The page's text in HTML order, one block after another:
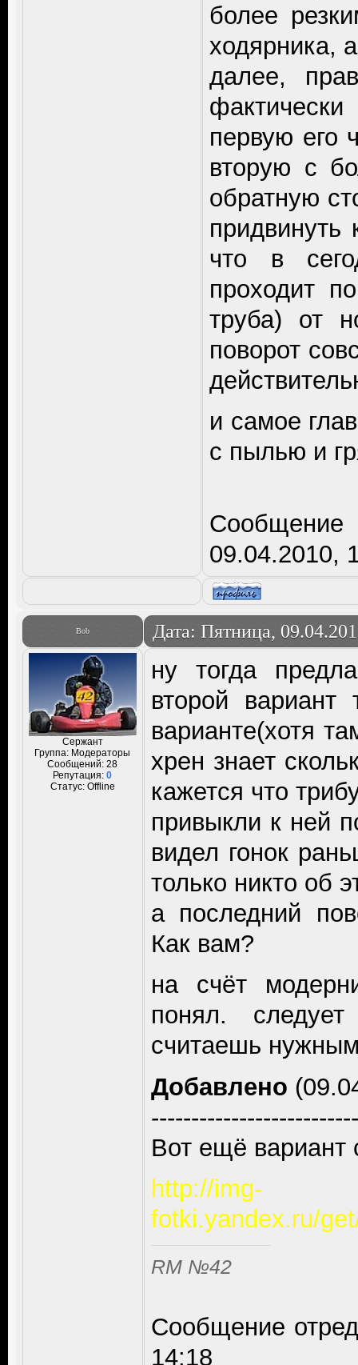
более
ходярника,
далее,
первую его
вторую с
обратную
что в
проходит
труба) от
поворот
и самое
с пылью и
09.04.2010,
Bob Дата: Пятница,
Сержант
Группа: Модераторы
Сообщений:28
Репутация:0
Статус: Offline
ну тогда
второй
варианте(хотя
хрен знает
кажется что
привыкли к ней
видел гонок
только никто об
а последний
Как вам?
на счёт
понял.
считаешь
Добавлено
Вот ещё вариант
http://img-
fotki.yandex.ru/
RM №42
Сообщение
14:18